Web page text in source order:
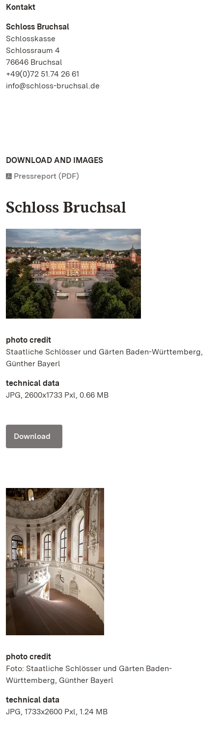
Kontakt
Schloss Bruchsal
Schlosskasse
Schlossraum 4
76646 Bruchsal
+49(0)72 51.74 26 61
info@schloss-bruchsal.de
DOWNLOAD AND IMAGES
Pressreport (PDF)
Schloss Bruchsal
photo credit
Staatliche Schlösser und Gärten Baden-Württemberg,
Günther Bayerl
technical data
JPG, 2600x1733 Pxl, 0.66 MB
Download
photo credit
Foto: Staatliche Schlösser und Gärten Baden-
Württemberg, Günther Bayerl
technical data
JPG, 1733x2600 Pxl, 1.24 MB